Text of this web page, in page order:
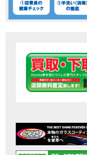
MOVIE 【ホンダ バイク
MOVIE 【ホンダ バイク】
MOVIE 【ホンダ バイク
MOVIE 最新のアフリカツイ
MOVIE 【ホンダ バイク】「ボカロ文化」を知ろう
CAMPAIGN 免許取得
EVENT ［三重県下最
MOVIE 【ホンダ バイク】【